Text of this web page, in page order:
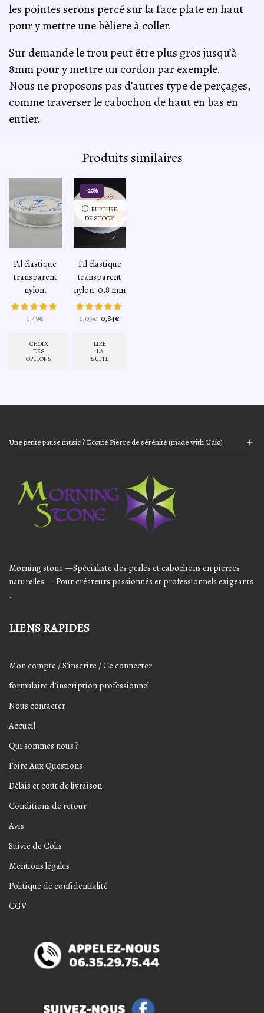
les pointes serons percé sur la face plate en haut
pour y mettre une bèliere à coller.
Sur demande le trou peut être plus gros jusqu’à
8mm pour y mettre un cordon par exemple.
Nous ne proposons pas d’autres type de perçages,
comme traverser le cabochon de haut en bas en
entier.
Produits similaires
Fil élastique
transparent
nylon.
1,49€
CHOIX
DES
OPTIONS
plusieurs
options
sur
la
page
RUPTURE
DE STOCK
-20%
Fil élastique
transparent
nylon. 0,8 mm
1,05€ Le
initial
était :
1,05€.
0,84€
LIRE
LA
SUITE
Une petite pause music ? Écouté Pierre de sérénité (made with Udio)
Morning stone —Spécialiste des perles et cabochons en pierres
naturelles — Pour créateurs passionnés et professionnels exigeants
.
LIENS RAPIDES
Mon compte / S’inscrire / Ce connecter
formulaire d’inscription professionnel
Nous contacter
Accueil
Qui sommes nous ?
Foire Aux Questions
Délais et coût de livraison
Conditions de retour
Avis
Suivie de Colis
Mentions légales
Politique de confidentialité
CGV